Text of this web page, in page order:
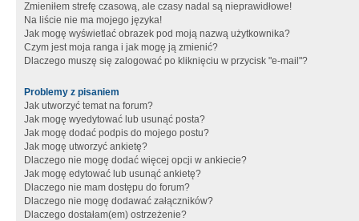
Zmieniłem strefę czasową, ale czasy nadal są nieprawidłowe!
Na liście nie ma mojego języka!
Jak mogę wyświetlać obrazek pod moją nazwą użytkownika?
Czym jest moja ranga i jak mogę ją zmienić?
Dlaczego muszę się zalogować po kliknięciu w przycisk "e-mail"?
Problemy z pisaniem
Jak utworzyć temat na forum?
Jak mogę wyedytować lub usunąć posta?
Jak mogę dodać podpis do mojego postu?
Jak mogę utworzyć ankietę?
Dlaczego nie mogę dodać więcej opcji w ankiecie?
Jak mogę edytować lub usunąć ankietę?
Dlaczego nie mam dostępu do forum?
Dlaczego nie mogę dodawać załączników?
Dlaczego dostałam(em) ostrzeżenie?